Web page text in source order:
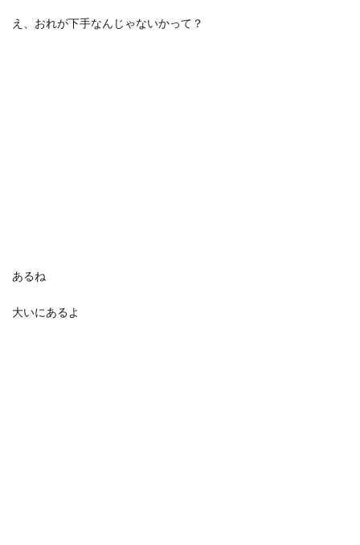
え、おれが下手なんじゃないかって？
あるね
大いにあるよ